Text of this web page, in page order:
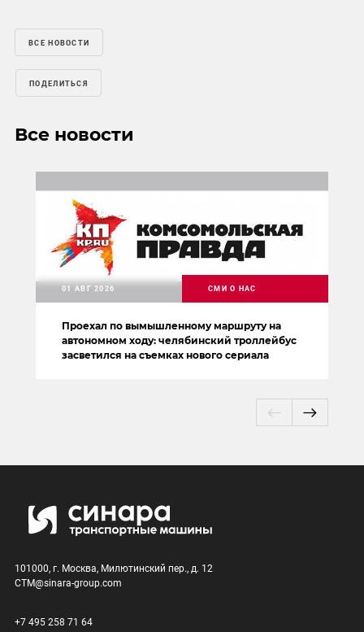
ВСЕ НОВОСТИ
ПОДЕЛИТЬСЯ
Все новости
Проехал по вымышленному маршруту на
автономном ходу: челябинский троллейбус
засветился на съемках нового сериала
01 АВГ 2026 СМИ О НАС
101000, г. Москва, Милютинский пер., д. 12
CTM@sinara-group.com
+7 495 258 71 64